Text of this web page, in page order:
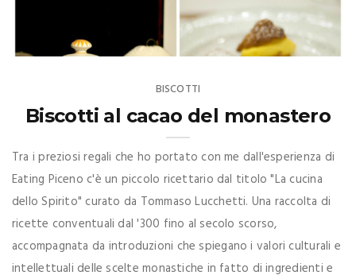
BISCOTTI
Biscotti al cacao del monastero
Tra i preziosi regali che ho portato con me dall'esperienza di
Eating Piceno c'è un piccolo ricettario dal titolo "La cucina
dello Spirito" curato da Tommaso Lucchetti. Una raccolta di
ricette conventuali dal '300 fino al secolo scorso,
accompagnata da introduzioni che spiegano i valori culturali e
intellettuali delle scelte monastiche in fatto di ingredienti e